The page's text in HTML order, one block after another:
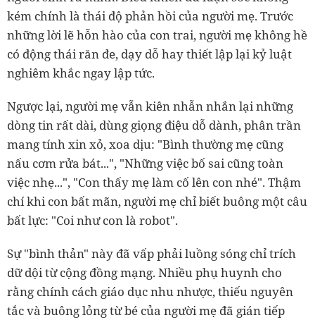
kém chính là thái độ phản hồi của người mẹ. Trước
những lời lẽ hỗn hào của con trai, người mẹ không hề
có động thái răn đe, dạy dỗ hay thiết lập lại kỷ luật
nghiêm khắc ngay lập tức.
Ngược lại, người mẹ vẫn kiên nhẫn nhắn lại những
dòng tin rất dài, dùng giọng điệu dỗ dành, phân trần
mang tính xin xỏ, xoa dịu: "Bình thường mẹ cũng
nấu cơm rửa bát...", "Những việc bố sai cũng toàn
việc nhẹ...", "Con thấy mẹ làm cố lên con nhé". Thậm
chí khi con bất mãn, người mẹ chỉ biết buông một câu
bất lực: "Coi như con là robot".
Sự "bình thản" này đã vấp phải luồng sóng chỉ trích
dữ dội từ cộng đồng mạng. Nhiều phụ huynh cho
rằng chính cách giáo dục nhu nhược, thiếu nguyên
tắc và buông lỏng từ bé của người mẹ đã gián tiếp